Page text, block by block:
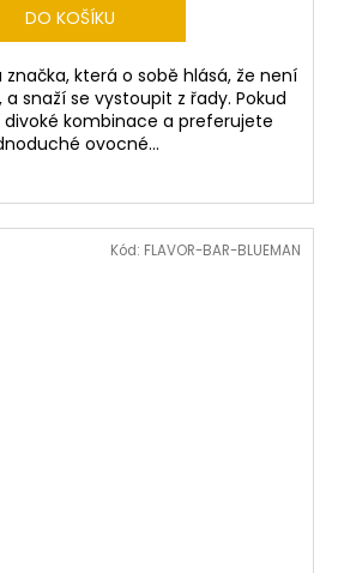
DO KOŠÍKU
značka, která o sobě hlásá, že není
snaží se vystoupit z řady. Pokud
kombinace a preferujete
ovocné...
Kód: FLAVOR-BAR-BLUEMAN